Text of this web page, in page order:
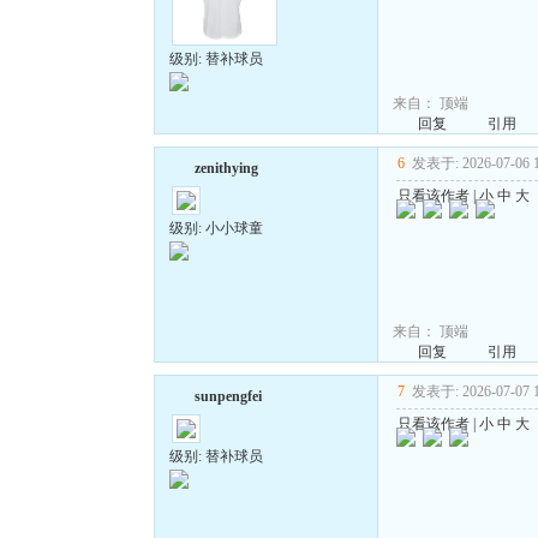
级别: 替补球员
来自： 顶端
回复
引用
zenithying
级别: 小小球童
6 发表于: 2026-07-06
只看该作者|小 中 大
来自： 顶端
回复
引用
sunpengfei
级别: 替补球员
7 发表于: 2026-07-07
只看该作者| 小 中 大